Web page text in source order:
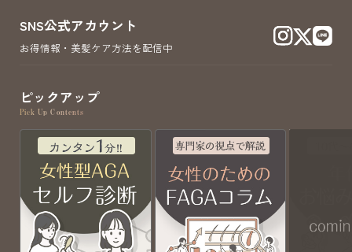
SNS公式アカウント
お得情報・美髪ケア方法を配信中
ピックアップ
Pick Up Contents